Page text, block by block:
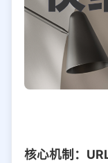
核心机制：